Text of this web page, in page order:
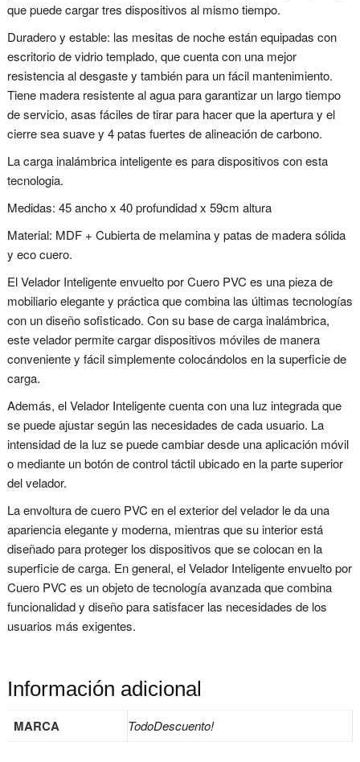
que puede cargar tres dispositivos al mismo tiempo.
Duradero y estable: las mesitas de noche están equipadas con
escritorio de vidrio templado, que cuenta con una mejor
resistencia al desgaste y también para un fácil mantenimiento.
Tiene madera resistente al agua para garantizar un largo tiempo
de servicio, asas fáciles de tirar para hacer que la apertura y el
cierre sea suave y 4 patas fuertes de alineación de carbono.
La carga inalámbrica inteligente es para dispositivos con esta
tecnologia.
Medidas: 45 ancho x 40 profundidad x 59cm altura
Material: MDF + Cubierta de melamina y patas de madera sólida
y eco cuero.
El Velador Inteligente envuelto por Cuero PVC es una pieza de
mobiliario elegante y práctica que combina las últimas tecnologías
con un diseño sofisticado. Con su base de carga inalámbrica,
este velador permite cargar dispositivos móviles de manera
conveniente y fácil simplemente colocándolos en la superficie de
carga.
Además, el Velador Inteligente cuenta con una luz integrada que
se puede ajustar según las necesidades de cada usuario. La
intensidad de la luz se puede cambiar desde una aplicación móvil
o mediante un botón de control táctil ubicado en la parte superior
del velador.
La envoltura de cuero PVC en el exterior del velador le da una
apariencia elegante y moderna, mientras que su interior está
diseñado para proteger los dispositivos que se colocan en la
superficie de carga. En general, el Velador Inteligente envuelto por
Cuero PVC es un objeto de tecnología avanzada que combina
funcionalidad y diseño para satisfacer las necesidades de los
usuarios más exigentes.
Información adicional
MARCA TodoDescuento!